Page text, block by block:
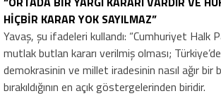
HİÇBİR KARAR YOK SAYILMAZ”
Yavaş, şu ifadeleri kullandı: “Cumhuriyet Halk
mutlak butlan kararı verilmiş olması;
demokrasinin ve millet iradesinin nasıl ağır bir
bırakıldığının en açık göstergelerinden biridir.